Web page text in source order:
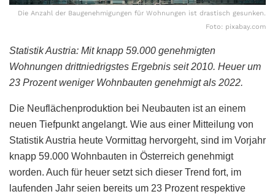
Die Anzahl der Baugenehmigungen für Wohnungen ist drastisch gesunken.
Foto: pixabay.com
Statistik Austria: Mit knapp 59.000 genehmigten
Wohnungen drittniedrigstes Ergebnis seit 2010. Heuer um
23 Prozent weniger Wohnbauten genehmigt als 2022.
Die Neuflächenproduktion bei Neubauten ist an einem
neuen Tiefpunkt angelangt. Wie aus einer Mitteilung von
Statistik Austria heute Vormittag hervorgeht, sind im Vorjahr
knapp 59.000 Wohnbauten in Österreich genehmigt
worden. Auch für heuer setzt sich dieser Trend fort, im
laufenden Jahr seien bereits um 23 Prozent respektive